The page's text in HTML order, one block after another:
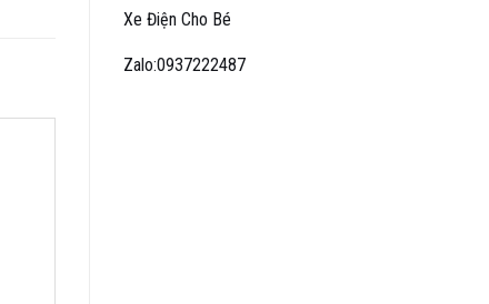
Xe Điện Cho Bé
Zalo:0937222487